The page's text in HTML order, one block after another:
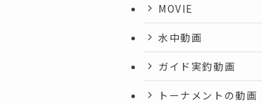
MOVIE
水中動画
ガイド実釣動画
トーナメントの動画